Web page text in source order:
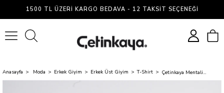
1500 TL ÜZERI KARGO BEDAVA - 12 TAKSIT SEÇENEĞI
Anasayfa Moda Erkek Giyim Erkek Üst Giyim T-Shirt Çetinkaya Mentality 3707 Bisiklet Yaka 30/1 Penye Regular Atlet Bebe Mavi